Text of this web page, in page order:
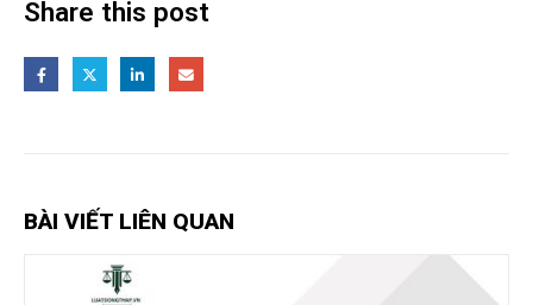
Share this post
BÀI VIẾT LIÊN QUAN